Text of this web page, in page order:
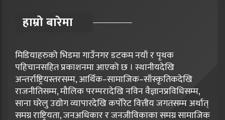
हाम्रो बारेमा
मिडियाहरुको भिडमा गाउँनगर डटकम नयाँ र पृथक
पहिचानसहित प्रकाशनमा आएको छ । स्थानीयदेखि
अन्तर्राष्ट्रियस्तरसम्म, आर्थिक–सामाजिक–साँस्कृतिकदेखि
राजनीतिसम्म, मौलिक परम्परादेखि नविन वैज्ञानप्रविधिसम्म,
साना घरेलु उद्योग व्यापारदेखि कर्पोरेट वित्तीय जगतसम्म अर्थात्
समग्र राष्ट्रियता, जनअधिकार र जनजीविकाका समग्र सामाजिक